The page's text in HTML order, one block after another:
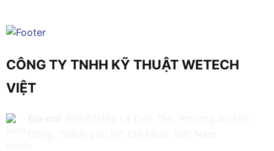
CÔNG TY TNHH KỸ THUẬT WETECH
VIỆT